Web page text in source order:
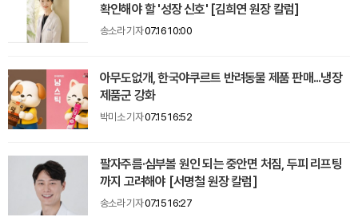
확인해야 할 '성장 신호' [김희연 원장 칼럼]
송소라 기자07.16 10:00
아무도없개, 한국야쿠르트 반려동물 제품 판매...냉장
제품군 강화
박미소 기자07.15 16:52
팔자주름·심부볼 원인 되는 중안면 처짐, 두피 리프팅
까지 고려해야 [서명철 원장 칼럼]
송소라 기자07.15 16:27